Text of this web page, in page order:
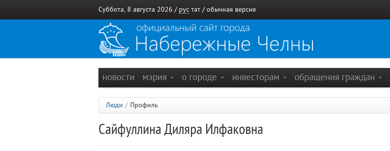
Суббота, 8 августа 2026 / рус тат / обычная версия
новости мэрия о городе инвесторам обращения граждан
Люди / Профиль
Сайфуллина Диляра Илфаковна